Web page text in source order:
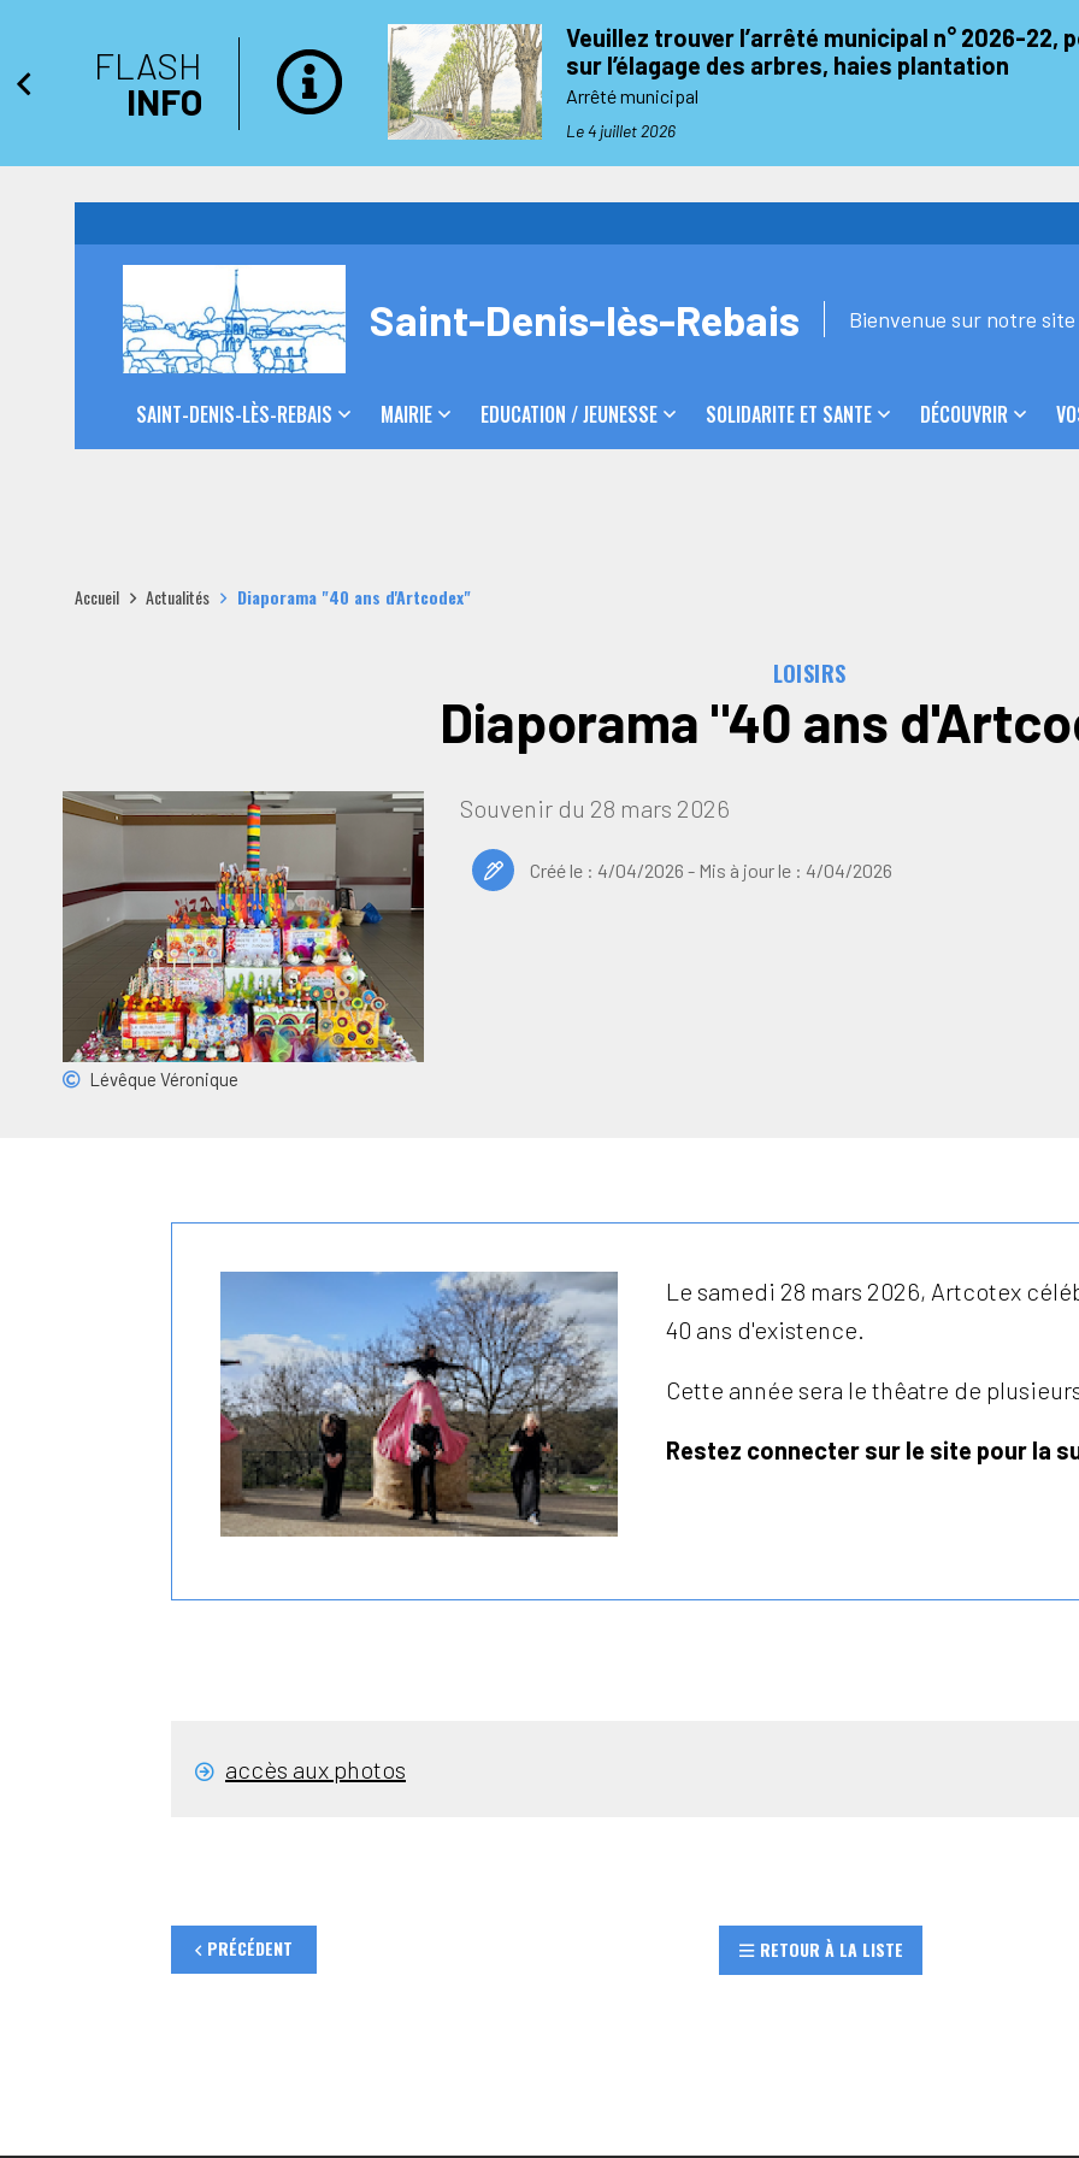
FLASH
INFO
Veuillez trouver l’arrêté municipal n° 2026-22,
sur l’élagage des arbres, haies plantation
Arrêté municipal
Le 4 juillet 2026
Bienvenue sur notre
Saint-Denis-lès-Rebais
SAINT-DENIS-LÈS-REBAIS MAIRIE EDUCATION / JEUNESSE SOLIDARITE ET SANTE DÉCOUVRIR
Accueil Actualités Diaporama "40 ans d'Artcodex"
LOISIRS
Diaporama "40 ans
Lévêque Véronique
Souvenir du 28 mars 2026
Créé le : 4/04/2026 - Mis à jour le : 4/04/2026
Le samedi 28 mars 2026, Artcotex
40 ans d'existence.
Cette année sera le thêatre de
Restez connecter sur le site pour la
accès aux photos
PRÉCÉDENT RETOUR À LA LISTE